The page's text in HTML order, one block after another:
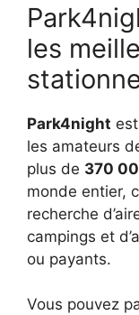
les
Park4night
les amateurs
plus de 370
monde entier,
recherche
campings et
ou payants.
Vous pouvez